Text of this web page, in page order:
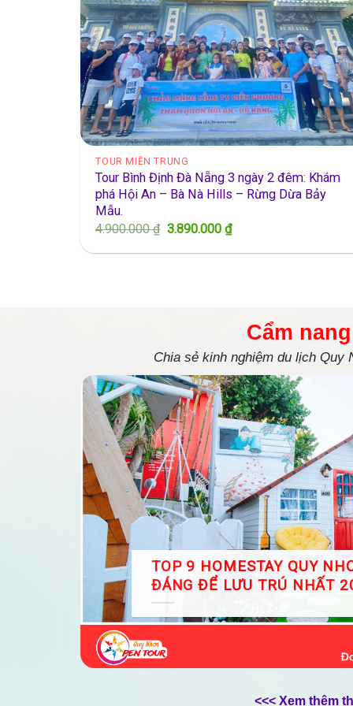
TOUR MIỀN TRUNG
Tour Bình Định Đà Nẵng 3 ngày 2 đêm: Khám
phá Hội An – Bà Nà Hills – Rừng Dừa Bảy
Mẫu.
4.900.000 ₫ Giá
gốc
3.890.000 ₫Giá
hiện
Cẩm
Chia sẻ kinh nghiệm du lịch Quy
TOP 9 HOMESTAY QUY
ĐÁNG ĐỂ LƯU TRÚ NHẤT
<<< Xem thêm